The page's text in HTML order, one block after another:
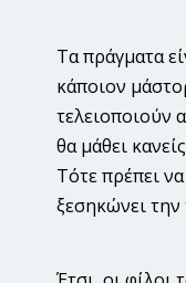
Τα πράγματα
κάποιον
τελειοποιούν
θα μάθει
Τότε πρέπει
ξεσηκώνει την